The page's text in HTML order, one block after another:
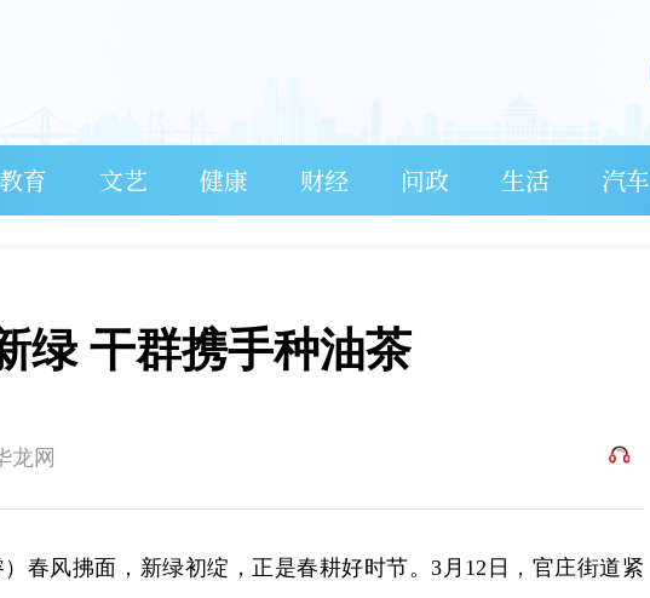
教育 文艺 健康 财经 问政 生活 汽车
绿 干群携手种油茶
龙网
春风拂面，新绿初绽，正是春耕好时节。3月12日，官庄街道紧